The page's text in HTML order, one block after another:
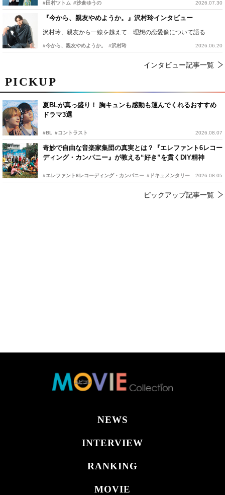
PICKUP
夏BLが真っ盛り！ 胸キュンも感動も運んでくれるおすすめ
ドラマ3選
#BL #コントラスト 2026.08.07
奇妙で自由な音楽家集団の真実とは？『エレファント6レコー
ディング・カンパニー』が教える“好き”を貫くDIY精神
#エレファント6レコーディング・カンパニー #ドキュメンタリー 2026.08.05
ピックアップ記事一覧
#田村ツトム #沙倉ゆうの 2026.07.30
『今から、親友やめようか。』沢村玲インタビュー
沢村玲、親友から一線を越えて…理想の恋愛像について語る
#今から、親友やめようか。 #沢村玲 2026.06.20
インタビュー記事一覧
NEWS
INTERVIEW
RANKING
MOVIE